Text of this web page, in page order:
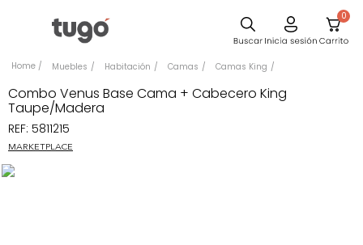
0
Muebles Habitación Camas Camas King
Combo Venus Base Cama + Cabecero King
Taupe/Madera
REF: 5811215
MARKETPLACE
Comedor
Silla
Escritorio